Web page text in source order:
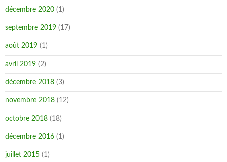
décembre 2020 (1)
septembre 2019 (17)
août 2019 (1)
avril 2019 (2)
décembre 2018 (3)
novembre 2018 (12)
octobre 2018 (18)
décembre 2016 (1)
juillet 2015 (1)